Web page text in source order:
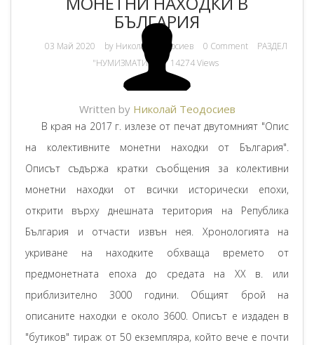
БЪЛГАРИЯ
03 Май 2020 by Николай Теодосиев 0 Comment
РАЗДЕЛ
"НУМИЗМАТИКА"
14274 Views
Written by Николай Теодосиев
В края на 2017 г. излезе от печат двутомният "Опис
на колективните монетни находки от България".
Описът съдържа кратки съобщения за колективни
монетни находки от всички исторически епохи,
открити върху днешната територия на Република
България и отчасти извън нея. Хронологията на
укриване на находките обхваща времето от
предмонетната епоха до средата на ХХ в. или
приблизително 3000 години. Общият брой на
описаните находки е около 3600. Описът е издаден в
"бутиков" тираж от 50 екземпляра, който вече е почти